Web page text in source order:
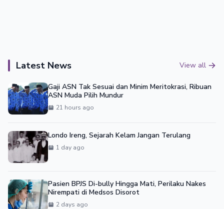
Latest News View all
Gaji ASN Tak Sesuai dan Minim Meritokrasi, Ribuan
ASN Muda Pilih Mundur
21 hours ago
Londo Ireng, Sejarah Kelam Jangan Terulang
1 day ago
Pasien BPJS Di-bully Hingga Mati, Perilaku Nakes
Nirempati di Medsos Disorot
2 days ago